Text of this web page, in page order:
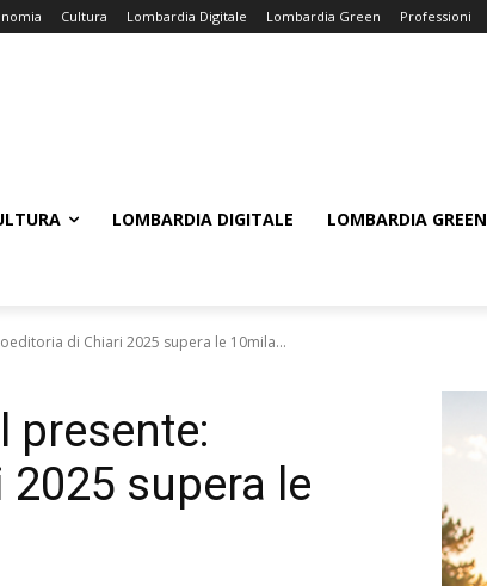
Cultura Lombardia Digitale Lombardia Green Professioni
LOMBARDIA DIGITALE LOMBARDIA GREEN
di Chiari 2025 supera le 10mila...
presente:
supera le